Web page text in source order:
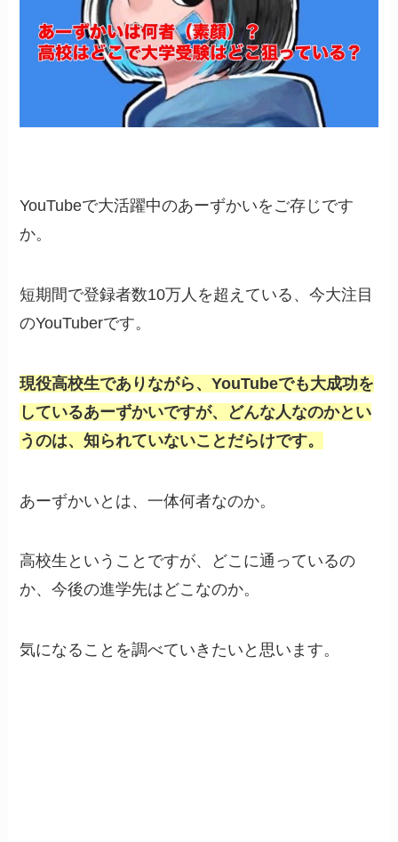
YouTubeで大活躍中のあーずかいをご存じです
か。
短期間で登録者数10万人を超えている、今大注目
のYouTuberです。
現役高校生でありながら、YouTubeでも大成功を
しているあーずかいですが、どんな人なのかとい
うのは、知られていないことだらけです。
あーずかいとは、一体何者なのか。
高校生ということですが、どこに通っているの
か、今後の進学先はどこなのか。
気になることを調べていきたいと思います。